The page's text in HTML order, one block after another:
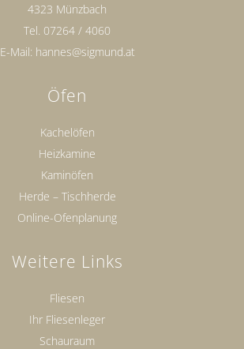
4323 Münzbach
Tel. 07264 / 4060
E-Mail: hannes@sigmund.at
Öfen
Kachelöfen
Heizkamine
Kaminöfen
Herde – Tischherde
Online-Ofenplanung
Weitere Links
Fliesen
Ihr Fliesenleger
Schauraum